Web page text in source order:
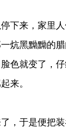
来，家里人
炕黑黝黝的
色就变了，
来。
于是便把装